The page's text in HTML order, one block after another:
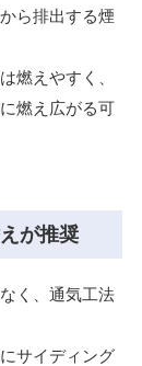
ら排出する煙
燃えやすく、
燃え広がる可
が推奨
く、通気工法
サイディング